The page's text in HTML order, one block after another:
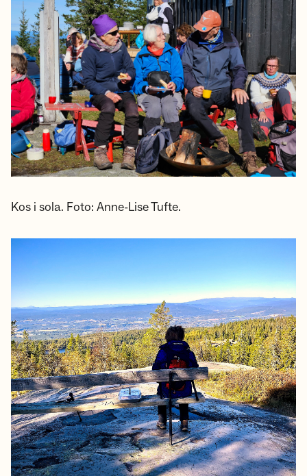
Kos i sola. Foto: Anne-Lise Tufte.